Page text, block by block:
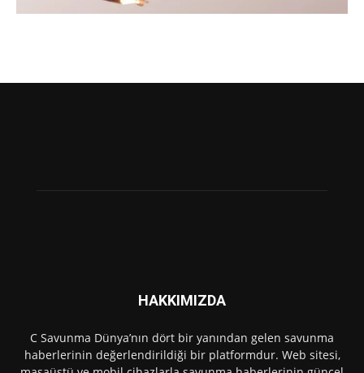
HAKKIMIZDA
C Savunma Dünya’nın dört bir yanından gelen savunma
haberlerinin değerlendirildiği bir platformdur. Web sitesi,